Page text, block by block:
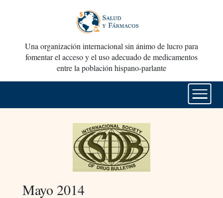
Una organización internacional sin ánimo de lucro para
fomentar el acceso y el uso adecuado de medicamentos
entre la población hispano-parlante
Mayo 2014